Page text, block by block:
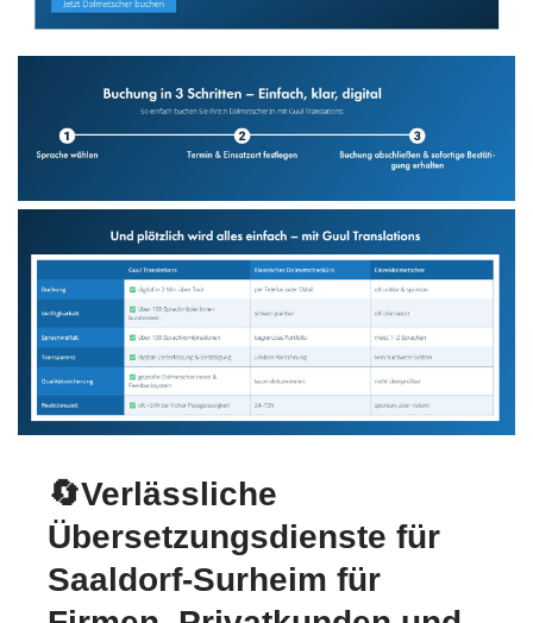
🔄Verlässliche
Übersetzungsdienste für
Saaldorf-Surheim für